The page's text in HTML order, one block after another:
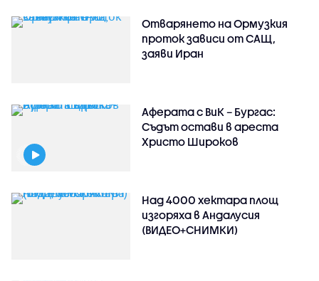
Отварянето на Ормузкия
проток зависи от САЩ,
заяви Иран
Аферата с ВиК – Бургас:
Съдът остави в ареста
Христо Широков
Над 4000 хектара площ
изгоряха в Андалусия
(ВИДЕО+СНИМКИ)